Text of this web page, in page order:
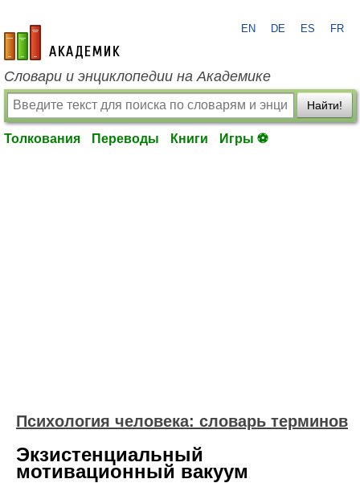
academic.ru
EN DE ES FR
Словари и энциклопедии на Академике
Найти!
Толкования Переводы Книги Игры ⚽
Психология человека: словарь терминов
Экзистенциальный
мотивационный вакуум